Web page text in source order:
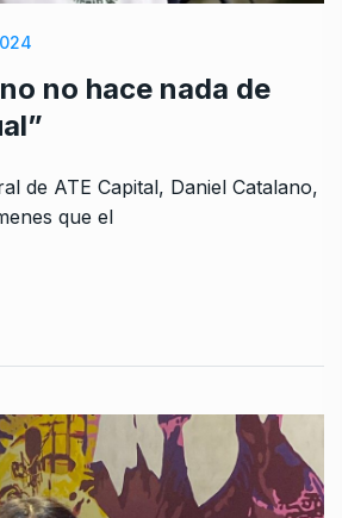
no hace nada de
de ATE Capital, Daniel Catalano,
que el